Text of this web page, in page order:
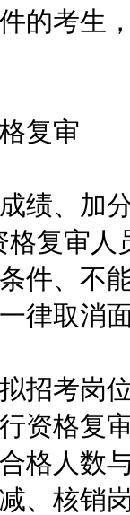
的考生
复审
、加分
复审
件、不
律取消
考岗位
资格复
格人数
、核销